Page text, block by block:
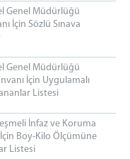
Genel Müdürlüğü
İçin Sözlü Sınava
Genel Müdürlüğü
İçin Uygulamalı
Listesi
İnfaz ve Koruma
Boy-Kilo Ölçümüne
Listesi